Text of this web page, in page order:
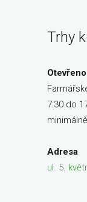
Trhy
Otevřeno
7:30 do
Adresa
ul. 5.